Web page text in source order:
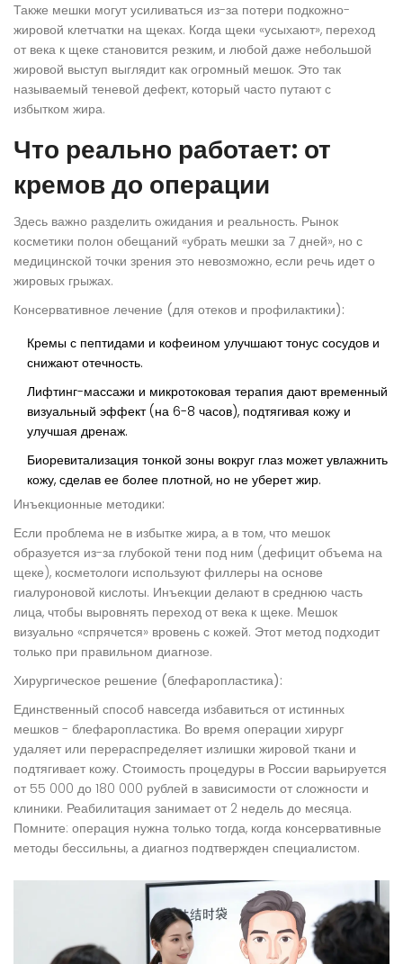
Также мешки могут усиливаться из-за потери подкожно-
жировой клетчатки на щеках. Когда щеки «усыхают», переход
от века к щеке становится резким, и любой даже небольшой
жировой выступ выглядит как огромный мешок. Это так
называемый теневой дефект, который часто путают с
избытком жира.
Что реально работает: от
кремов до операции
Здесь важно разделить ожидания и реальность. Рынок
косметики полон обещаний «убрать мешки за 7 дней», но с
медицинской точки зрения это невозможно, если речь идет о
жировых грыжах.
Консервативное лечение (для отеков и профилактики):
Кремы с пептидами и кофеином улучшают тонус сосудов и
снижают отечность.
Лифтинг-массажи и микротоковая терапия дают временный
визуальный эффект (на 6-8 часов), подтягивая кожу и
улучшая дренаж.
Биоревитализация тонкой зоны вокруг глаз может увлажнить
кожу, сделав ее более плотной, но не уберет жир.
Инъекционные методики:
Если проблема не в избытке жира, а в том, что мешок
образуется из-за глубокой тени под ним (дефицит объема на
щеке), косметологи используют филлеры на основе
гиалуроновой кислоты. Инъекции делают в среднюю часть
лица, чтобы выровнять переход от века к щеке. Мешок
визуально «спрячется» вровень с кожей. Этот метод подходит
только при правильном диагнозе.
Хирургическое решение (блефаропластика):
Единственный способ навсегда избавиться от истинных
мешков - блефаропластика. Во время операции хирург
удаляет или перераспределяет излишки жировой ткани и
подтягивает кожу. Стоимость процедуры в России варьируется
от 55 000 до 180 000 рублей в зависимости от сложности и
клиники. Реабилитация занимает от 2 недель до месяца.
Помните: операция нужна только тогда, когда консервативные
методы бессильны, а диагноз подтвержден специалистом.